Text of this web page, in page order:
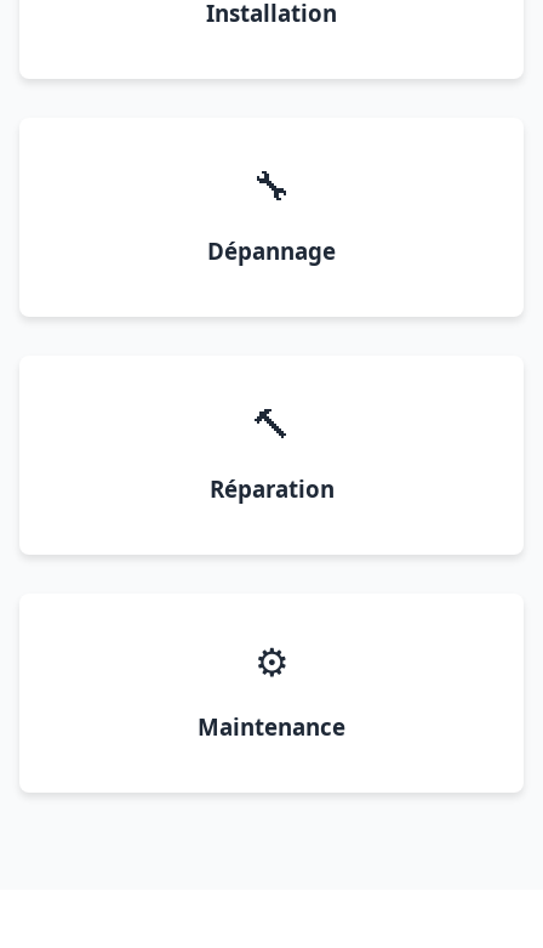
Installation
🔧
Dépannage
🔨
Réparation
⚙️
Maintenance